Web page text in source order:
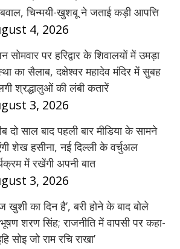
चिन्मयी-खुशबू ने जताई कड़ी आपत्ति
4, 2026
सोमवार पर हरिद्वार के शिवालयों में उमड़ा
का सैलाब, दक्षेश्वर महादेव मंदिर में सुबह
श्रद्धालुओं की लंबी कतारें
3, 2026
दो साल बाद पहली बार मीडिया के सामने
शेख हसीना, नई दिल्ली के वर्चुअल
में रखेंगी अपनी बात
3, 2026
खुशी का दिन है’, बरी होने के बाद बोले
शरण सिंह; राजनीति में वापसी पर कहा-
सोइ जो राम रचि राखा’